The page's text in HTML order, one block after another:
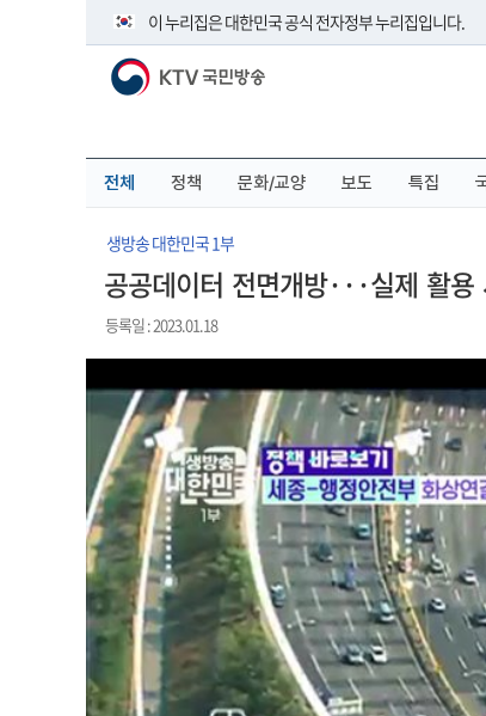
이 누리집은 대한민국 공식 전자정부 누리집입니다.
공식 누리집 주소 확인하기
이밖에 or.kr 또는 .kr등 다른 도메인 주소를 사용하고
KTV 국민방송
전체 정책 문화/교양 보도 특집
생방송 대한민국 1부
공공데이터 전면개방···실제 활
등록일 : 2023.01.18